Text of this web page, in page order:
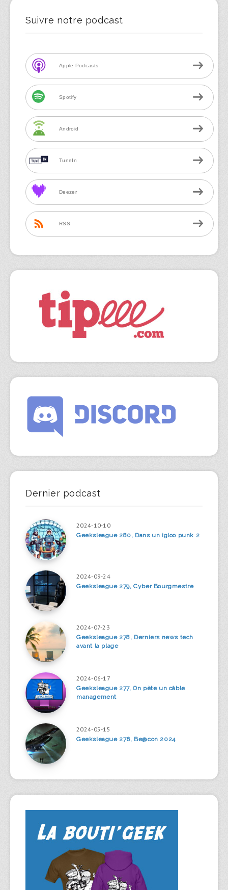
Suivre notre podcast
Apple Podcasts
Spotify
Android
TuneIn
Deezer
RSS
Dernier podcast
2024-10-10
Geeksleague 280, Dans un igloo punk 2
2024-09-24
Geeksleague 279, Cyber Bourgmestre
2024-07-23
Geeksleague 278, Derniers news tech
avant la plage
2024-06-17
Geeksleague 277, On pète un câble
management
2024-05-15
Geeksleague 276, Be@con 2024